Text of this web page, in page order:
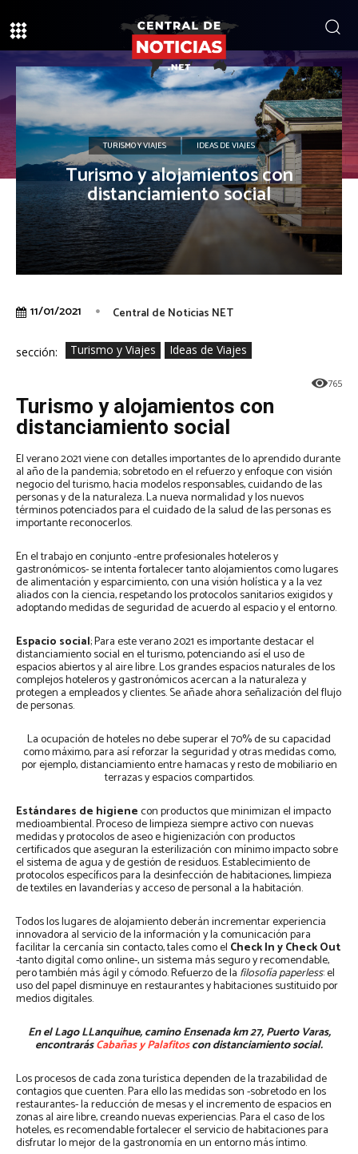
TURISMO Y VIAJES IDEAS DE VIAJES
Turismo y alojamientos con
distanciamiento social
11/01/2021 Central de Noticias NET
sección: Turismo y Viajes Ideas de Viajes
765
Turismo y alojamientos con
distanciamiento social
El verano 2021 viene con detalles importantes de lo aprendido durante
al año de la pandemia; sobretodo en el refuerzo y enfoque con visión
negocio del turismo, hacia modelos responsables, cuidando de las
personas y de la naturaleza. La nueva normalidad y los nuevos
términos potenciados para el cuidado de la salud de las personas es
importante reconocerlos.
En el trabajo en conjunto -entre profesionales hoteleros y
gastronómicos- se intenta fortalecer tanto alojamientos como lugares
de alimentación y esparcimiento, con una visión holística y a la vez
aliados con la ciencia, respetando los protocolos sanitarios exigidos y
adoptando medidas de seguridad de acuerdo al espacio y el entorno.
Espacio social; Para este verano 2021 es importante destacar el
distanciamiento social en el turismo, potenciando así el uso de
espacios abiertos y al aire libre. Los grandes espacios naturales de los
complejos hoteleros y gastronómicos acercan a la naturaleza y
protegen a empleados y clientes. Se añade ahora señalización del flujo
de personas.
La ocupación de hoteles no debe superar el 70% de su capacidad
como máximo, para así reforzar la seguridad y otras medidas como,
por ejemplo, distanciamiento entre hamacas y resto de mobiliario en
terrazas y espacios compartidos.
Estándares de higienecon productos que minimizan el impacto
medioambiental. Proceso de limpieza siempre activo con nuevas
medidas y protocolos de aseo e higienización con productos
certificados que aseguran la esterilización con mínimo impacto sobre
el sistema de agua y de gestión de residuos. Establecimiento de
protocolos específicos para la desinfección de habitaciones, limpieza
de textiles en lavanderías y acceso de personal a la habitación.
Todos los lugares de alojamiento deberán incrementar experiencia
innovadora al servicio de la información y la comunicación para
facilitar la cercanía sin contacto, tales como el Check In y Check Out
-tanto digital como online-, un sistema más seguro y recomendable,
pero también más ágil y cómodo. Refuerzo de la filosofía paperless: el
uso del papel disminuye en restaurantes y habitaciones sustituido por
medios digitales.
En el Lago LLanquihue, camino Ensenada km 27, Puerto Varas,
encontrarásCabañas y Palafitoscon distanciamiento social.
Los procesos de cada zona turística dependen de la trazabilidad de
contagios que cuenten. Para ello las medidas son -sobretodo en los
restaurantes- la reducción de mesas y el incremento de espacios en
zonas al aire libre, creando nuevas experiencias. Para el caso de los
hoteles, es recomendable fortalecer el servicio de habitaciones para
disfrutar lo mejor de la gastronomía en un entorno más íntimo.